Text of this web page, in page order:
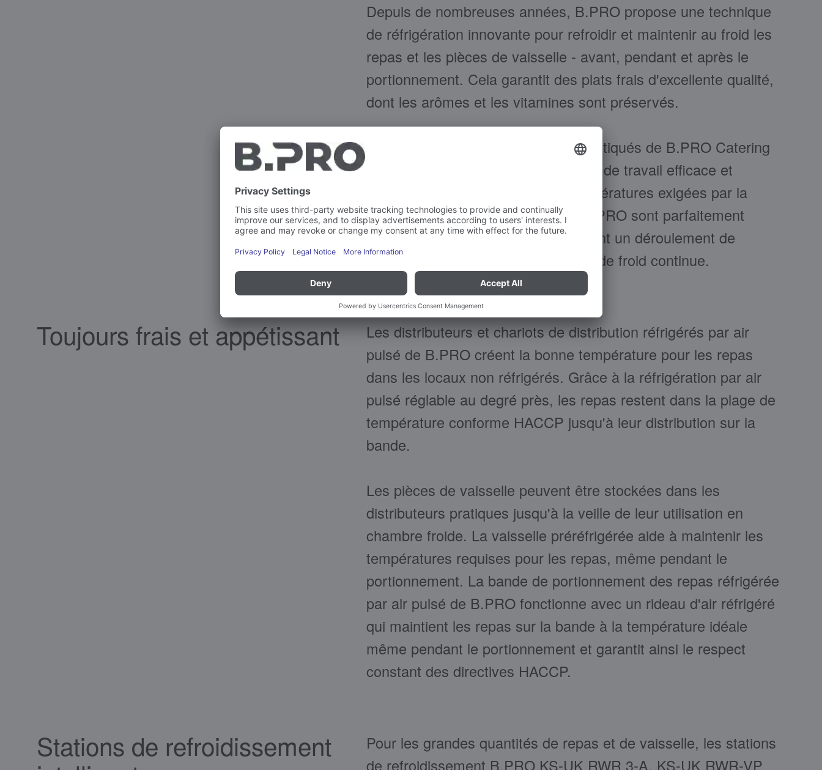
Depuis de nombreuses années, B.PRO propose une technique
de réfrigération innovante pour refroidir et maintenir au froid les
repas et les pièces de vaisselle - avant, pendant et après le
portionnement. Cela garantit des plats frais d'excellente qualité,
dont les arômes et les vitamines sont préservés.
Les systèmes de réfrigération sophistiqués de B.PRO Catering
Solutions garantissent un processus de travail efficace et
efficient, tout en respectant les températures exigées par la
norme HACCP. Tous les produits B.PRO sont parfaitement
adaptés les uns aux autres et forment un déroulement de
processus optimal avec une chaîne de froid continue.
Toujours frais et appétissant
Les distributeurs et chariots de distribution réfrigérés par air
pulsé de B.PRO créent la bonne température pour les repas
dans les locaux non réfrigérés. Grâce à la réfrigération par air
pulsé réglable au degré près, les repas restent dans la plage de
température conforme HACCP jusqu'à leur distribution sur la
bande.
Les pièces de vaisselle peuvent être stockées dans les
distributeurs pratiques jusqu'à la veille de leur utilisation en
chambre froide. La vaisselle préréfrigérée aide à maintenir les
températures requises pour les repas, même pendant le
portionnement. La bande de portionnement des repas réfrigérée
par air pulsé de B.PRO fonctionne avec un rideau d'air réfrigéré
qui maintient les repas sur la bande à la température idéale
même pendant le portionnement et garantit ainsi le respect
constant des directives HACCP.
Stations de refroidissement
Pour les grandes quantités de repas et de vaisselle, les stations
de refroidissement B.PRO KS-UK RWR 3-A, KS-UK RWR-VP